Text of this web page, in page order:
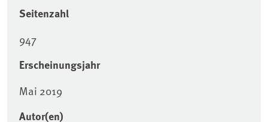
Seitenzahl
947
Erscheinungsjahr
Mai 2019
Autor(en)